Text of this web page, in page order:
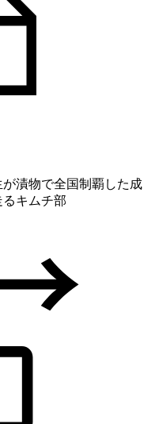
漬物で全国制覇した成
キムチ部